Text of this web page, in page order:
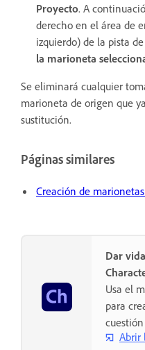
Proyecto. A
derecho en el área de
izquierdo) de la pista
la marioneta
Se eliminará cualquier
marioneta de origen que
sustitución.
Páginas similares
Creación de
Dar
Usa el
para
Abrir